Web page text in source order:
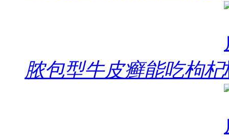
脓包型牛皮癣能吃枸杞